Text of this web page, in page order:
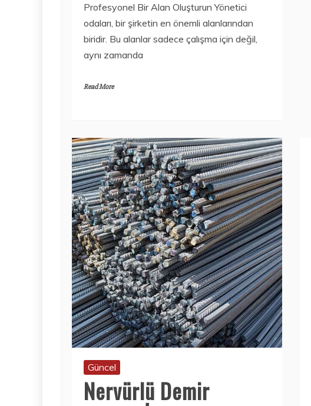
Profesyonel Bir Alan Oluşturun Yönetici
odaları, bir şirketin en önemli alanlarından
biridir. Bu alanlar sadece çalışma için değil,
aynı zamanda
Read More
Güncel
Nervürlü Demir